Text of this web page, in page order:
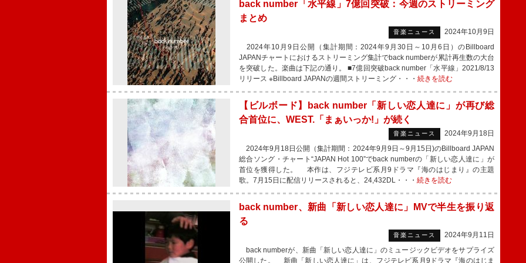
back number「水平線」7億回突破：今週のストリーミング
まとめ
音楽ニュース
2024年10月9日
2024年10月9日公開（集計期間：2024年9月30日～10月6日）のBillboard
JAPANチャートにおけるストリーミング集計でback numberが累計再生数の大台
を突破した。楽曲は下記の通り。 ■7億回突破back number「水平線」2021/8/13
リリース ※Billboard JAPANの週間ストリーミング・・・ 続きを読む
【ビルボード】back number「新しい恋人達に」が再び総
合首位に、WEST.「まぁいっか!」が続く
音楽ニュース
2024年9月18日
2024年9月18日公開（集計期間：2024年9月9日～9月15日)のBillboard JAPAN
総合ソング・チャート“JAPAN Hot 100”でback numberの「新しい恋人達に」が
首位を獲得した。 本作は、フジテレビ系月9ドラマ『海のはじまり』の主題
歌。7月15日に配信リリースされると、24,432DL・・・ 続きを読む
back number、新曲「新しい恋人達に」MVで半生を振り返
る
音楽ニュース
2024年9月11日
back numberが、新曲「新しい恋人達に」のミュージックビデオをサプライズ
公開した。 新曲「新しい恋人達に」は、フジテレビ系月9ドラマ『海のはじま